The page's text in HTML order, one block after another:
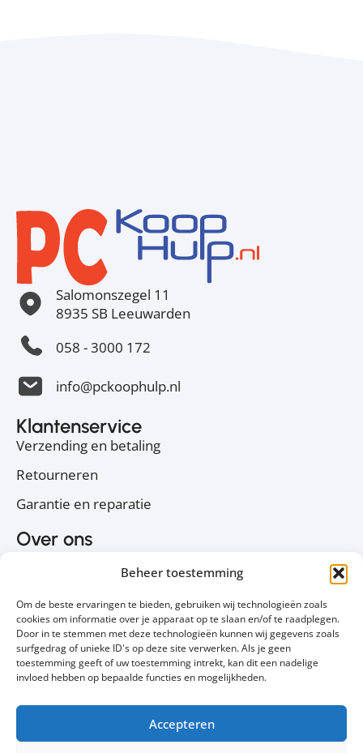
Beheer toestemming
Om de beste ervaringen te bieden, gebruiken wij technologieën zoals
cookies om informatie over je apparaat op te slaan en/of te raadplegen.
Door in te stemmen met deze technologieën kunnen wij gegevens zoals
surfgedrag of unieke ID's op deze site verwerken. Als je geen
toestemming geeft of uw toestemming intrekt, kan dit een nadelige
invloed hebben op bepaalde functies en mogelijkheden.
Accepteren
Salomonszegel 11
8935 SB Leeuwarden
058 - 3000 172
info@pckoophulp.nl
Klantenservice
Verzending en betaling
Retourneren
Garantie en reparatie
Over ons
Cookiebeleid
Contact
Volg ons